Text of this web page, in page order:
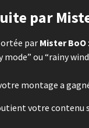
par
par Mister BoO
ou “rainy
montage a
votre contenu